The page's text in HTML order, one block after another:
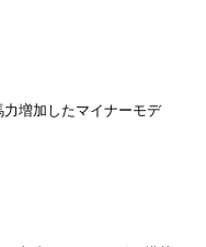
増加したマイナーモデ